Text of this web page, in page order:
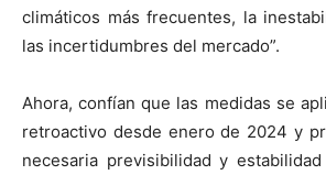
climáticos más frecuentes, la
las incertidumbres del mercado”.
Ahora, confían que las medidas se
retroactivo desde enero de 2024 y
necesaria previsibilidad y